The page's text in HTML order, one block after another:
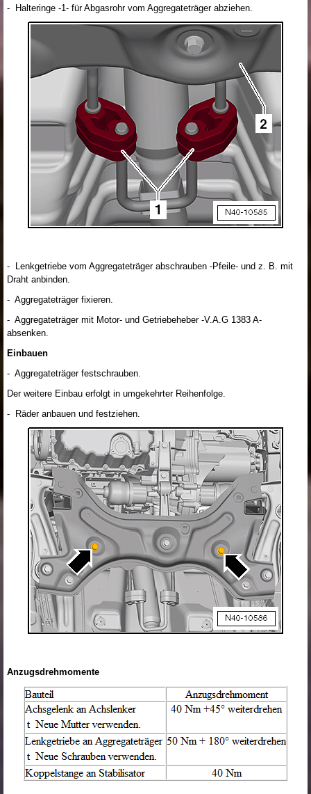
- Halteringe -1- für Abgasrohr vom Aggregateträger abziehen.
- Lenkgetriebe vom Aggregateträger abschrauben -Pfeile- und z. B. mit
Draht anbinden.
- Aggregateträger fixieren.
- Aggregateträger mit Motor- und Getriebeheber -V.A.G 1383 A-
absenken.
Einbauen
- Aggregateträger festschrauben.
Der weitere Einbau erfolgt in umgekehrter Reihenfolge.
- Räder anbauen und festziehen.
Anzugsdrehmomente